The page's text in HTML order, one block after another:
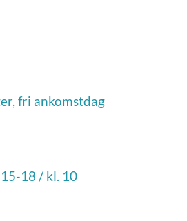
fri ankomstdag
18 / kl. 10